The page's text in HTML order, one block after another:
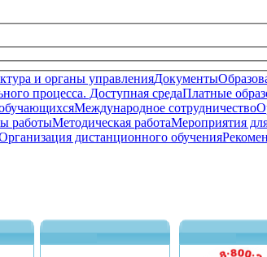
и органы управленияДокументы
процесса. Доступная средаПлатные
Международное сотрудничество
работыМетодическая работаМероприятия
дистанционного обучения